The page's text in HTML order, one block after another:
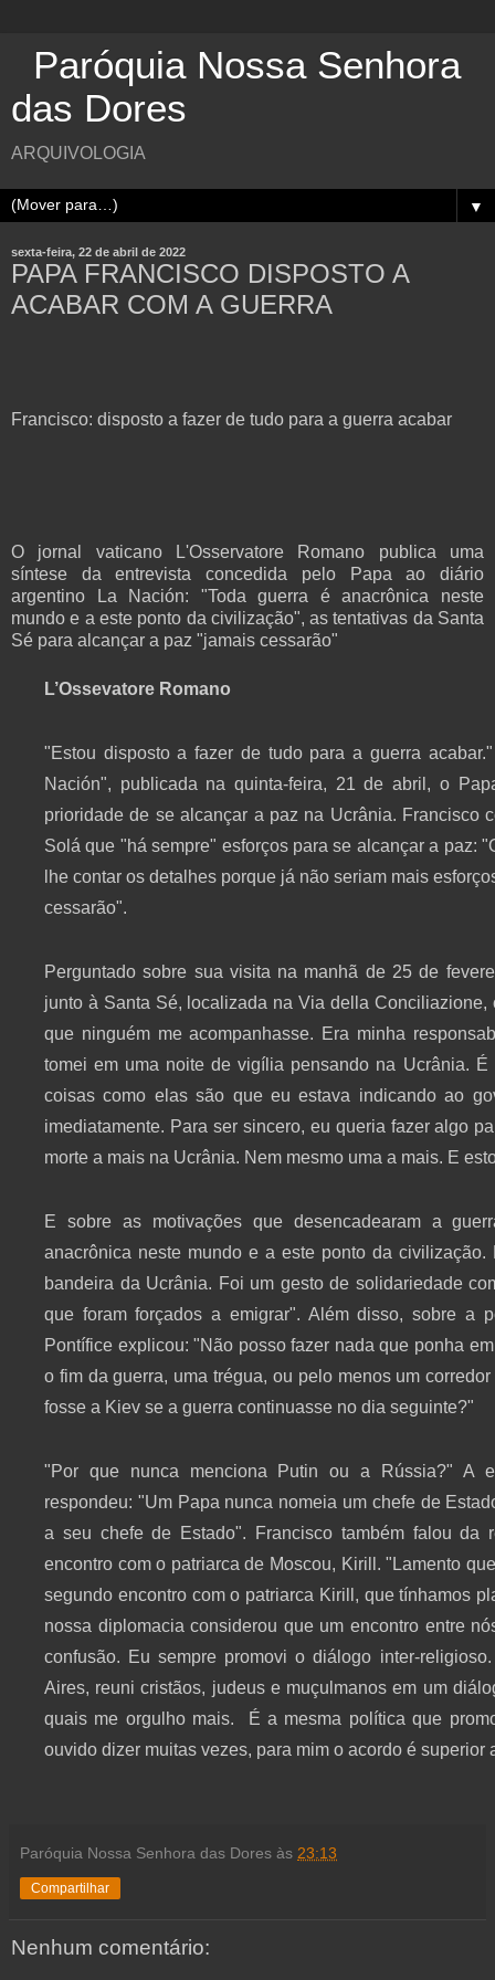
Paróquia Nossa Senhora
das Dores
ARQUIVOLOGIA
▼
sexta-feira, 22 de abril de 2022
PAPA FRANCISCO DISPOSTO A
ACABAR COM A GUERRA
Francisco: disposto a fazer de tudo para a guerra acabar
O jornal vaticano L'Osservatore Romano publica uma
síntese da entrevista concedida pelo Papa ao diário
argentino La Nación: "Toda guerra é anacrônica neste
mundo e a este ponto da civilização", as tentativas da Santa
Sé para alcançar a paz "jamais cessarão"
L’Ossevatore Romano
"Estou disposto a fazer de tudo para a guerra
Nación", publicada na quinta-feira, 21 de abril, o
prioridade de se alcançar a paz na Ucrânia. Francisco
Solá que "há sempre" esforços para se alcançar a paz:
lhe contar os detalhes porque já não seriam mais
cessarão".
Perguntado sobre sua visita na manhã de 25 de
junto à Santa Sé, localizada na Via della
que ninguém me acompanhasse. Era minha
tomei em uma noite de vigília pensando na Ucrânia.
coisas como elas são que eu estava indicando ao
imediatamente. Para ser sincero, eu queria fazer algo
morte a mais na Ucrânia. Nem mesmo uma a mais. E
E sobre as motivações que desencadearam a
anacrônica neste mundo e a este ponto da
bandeira da Ucrânia. Foi um gesto de solidariedade
que foram forçados a emigrar". Além disso, sobre a
Pontífice explicou: "Não posso fazer nada que ponha
o fim da guerra, uma trégua, ou pelo menos um
fosse a Kiev se a guerra continuasse no dia seguinte?"
"Por que nunca menciona Putin ou a Rússia?" A
respondeu: "Um Papa nunca nomeia um chefe de
a seu chefe de Estado". Francisco também falou da
encontro com o patriarca de Moscou, Kirill. "Lamento
segundo encontro com o patriarca Kirill, que tínhamos
nossa diplomacia considerou que um encontro entre
confusão. Eu sempre promovi o diálogo inter-
Aires, reuni cristãos, judeus e muçulmanos em um
quais me orgulho mais. É a mesma política que
ouvido dizer muitas vezes, para mim o acordo é superior
Paróquia Nossa Senhora das Dores às 23:13
Compartilhar
Nenhum comentário: